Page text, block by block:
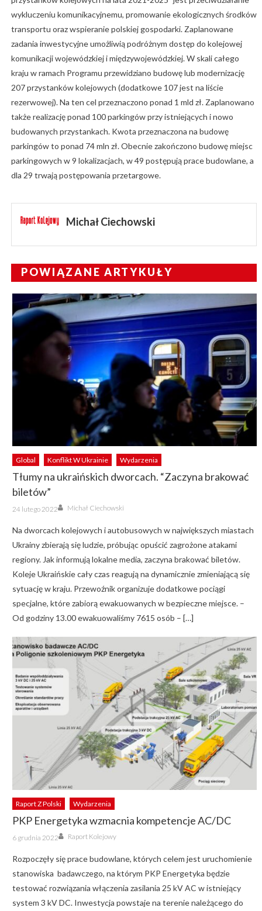
wykluczeniu komunikacyjnemu, promowanie ekologicznych środków
transportu oraz wspieranie polskiej gospodarki. Zaplanowane
zadania inwestycyjne umożliwią podróżnym dostęp do kolejowej
komunikacji wojewódzkiej i międzywojewódzkiej. W skali całego
kraju w ramach Programu przewidziano budowę lub modernizację
207 przystanków kolejowych (dodatkowe 107 jest na liście
rezerwowej). Na ten cel przeznaczono ponad 1 mld zł. Zaplanowano
także realizację ponad 100 parkingów przy istniejących i nowo
budowanych przystankach. Kwota przeznaczona na budowę
parkingów to ponad 74 mln zł. Obecnie zakończono budowę miejsc
parkingowych w 9 lokalizacjach, w 49 postępują prace budowlane, a
dla 29 trwają postępowania przetargowe.
Michał Ciechowski
POWIĄZANE ARTYKUŁY
Global Konflikt W Ukrainie Wydarzenia
Tłumy na ukraińskich dworcach. “Zaczyna brakować
biletów”
Posted
on
24 lutego 2022 Author
Michał Ciechowski
Na dworcach kolejowych i autobusowych w największych miastach
Ukrainy zbierają się ludzie, próbując opuścić zagrożone atakami
regiony. Jak informują lokalne media, zaczyna brakować biletów.
Koleje Ukraińskie cały czas reagują na dynamicznie zmieniającą się
sytuację w kraju. Przewoźnik organizuje dodatkowe pociągi
specjalne, które zabiorą ewakuowanych w bezpieczne miejsce. –
Od godziny 13.00 ewakuowaliśmy 7615 osób – […]
Raport Z Polski Wydarzenia
PKP Energetyka wzmacnia kompetencje AC/DC
Posted
on
6 grudnia 2022 Author
Raport Kolejowy
Rozpoczęły się prace budowlane, których celem jest uruchomienie
stanowiska badawczego, na którym PKP Energetyka będzie
testować rozwiązania włączenia zasilania 25 kV AC w istniejący
system 3 kV DC. Inwestycja powstaje na terenie należącego do